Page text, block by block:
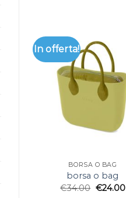
In offerta!
BORSA O BAG
borsa o bag
€34.00 €24.00